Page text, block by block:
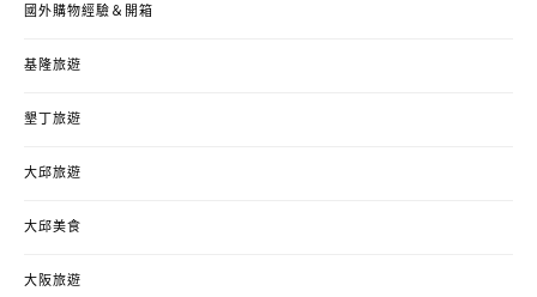
國外購物經驗＆開箱
基隆旅遊
墾丁旅遊
大邱旅遊
大邱美食
大阪旅遊